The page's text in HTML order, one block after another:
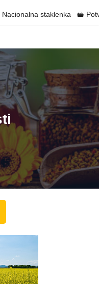
Nacionalna staklenka